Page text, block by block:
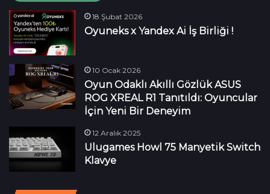
18 Şubat 2026
Oyuneks x Yandex Ai İş Birliği !
10 Ocak 2026
Oyun Odaklı Akıllı Gözlük ASUS
ROG XREAL R1 Tanıtıldı: Oyuncular
İçin Yeni Bir Deneyim
12 Aralık 2025
Ulugames Howl 75 Manyetik Switch
Klavye